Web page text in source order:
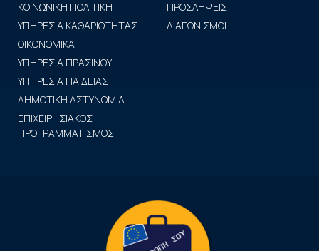
ΚΟΙΝΩΝΙΚΗ ΠΟΛΙΤΙΚΗ
ΥΠΗΡΕΣΙΑ ΚΑΘΑΡΙΟΤΗΤΑΣ
ΟΙΚΟΝΟΜΙΚΑ
ΥΠΗΡΕΣΙΑ ΠΡΑΣΙΝΟΥ
ΥΠΗΡΕΣΙΑ ΠΑΙΔΕΙΑΣ
ΔΗΜΟΤΙΚΗ ΑΣΤΥΝΟΜΙΑ
ΕΠΙΧΕΙΡΗΣΙΑΚΟΣ
ΠΡΟΓΡΑΜΜΑΤΙΣΜΟΣ
ΠΡΟΣΛΗΨΕΙΣ
ΔΙΑΓΩΝΙΣΜΟΙ